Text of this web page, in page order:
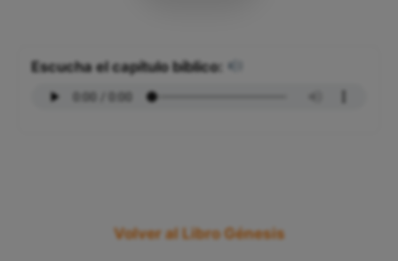
Escucha el capítulo bíblico:
Volver al Libro Génesis